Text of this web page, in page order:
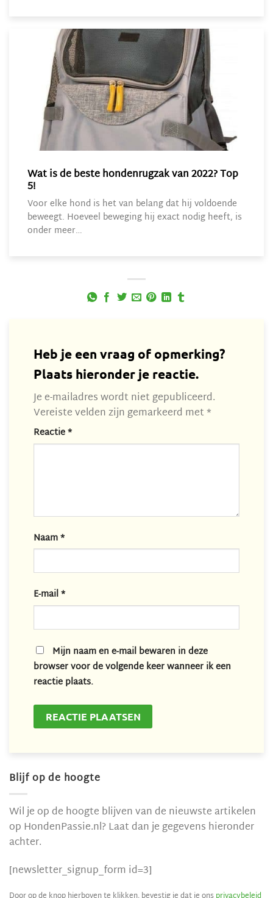
Wat is de beste hondenrugzak van 2022? Top
5!
Voor elke hond is het van belang dat hij voldoende
beweegt. Hoeveel beweging hij exact nodig heeft, is
onder meer…
Heb je een vraag of opmerking?
Plaats hieronder je reactie.
Je e-mailadres wordt niet gepubliceerd.
Vereiste velden zijn gemarkeerd met*
Reactie*
Naam*
E-mail*
Mijn naam en e-mail bewaren in deze
browser voor de volgende keer wanneer ik een
reactie plaats.
Blijf op de hoogte
Wil je op de hoogte blijven van de nieuwste artikelen
op HondenPassie.nl? Laat dan je gegevens hieronder
achter.
[newsletter_signup_form id=3]